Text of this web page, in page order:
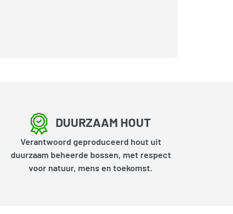
DUURZAAM HOUT
Verantwoord geproduceerd hout uit
duurzaam beheerde bossen, met respect
voor natuur, mens en toekomst.